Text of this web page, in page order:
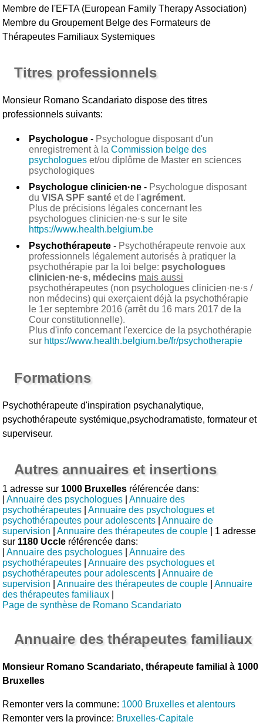
Membre de l'EFTA (European Family Therapy Association)
Membre du Groupement Belge des Formateurs de
Thérapeutes Familiaux Systemiques
Titres professionnels
Monsieur Romano Scandariato dispose des titres
professionnels suivants:
Psychologue - Psychologue disposant d'un
enregistrement à laCommission belge des
psychologues et/ou diplôme de Master en sciences
psychologiques
Psychologue clinicien·ne - Psychologue disposant
duVISA SPF santé et de l'agrément.
Plus de précisions légales concernant les
psychologues clinicien·ne·s sur le site
https://www.health.belgium.be
Psychothérapeute - Psychothérapeute renvoie aux
professionnels légalement autorisés à pratiquer la
psychothérapie par la loi belge: psychologues
clinicien·ne·s, médecins mais aussi
psychothérapeutes (non psychologues clinicien·ne·s /
non médecins) qui exerçaient déjà la psychothérapie
le 1er septembre 2016 (arrêt du 16 mars 2017 de la
Cour constitutionnelle).
Plus d'info concernant l'exercice de la psychothérapie
sur https://www.health.belgium.be/fr/psychotherapie
Formations
Psychothérapeute d'inspiration psychanalytique,
psychothérapeute systémique,psychodramatiste, formateur et
superviseur.
Autres annuaires et insertions
1 adresse sur 1000 Bruxelles référencée dans:
|Annuaire des psychologues |Annuaire des
psychothérapeutes |Annuaire des psychologues et
psychothérapeutes pour adolescents |Annuaire de
supervision |Annuaire des thérapeutes de couple | 1 adresse
sur 1180 Uccle référencée dans:
|Annuaire des psychologues |Annuaire des
psychothérapeutes |Annuaire des psychologues et
psychothérapeutes pour adolescents |Annuaire de
supervision |Annuaire des thérapeutes de couple |Annuaire
des thérapeutes familiaux
Page de synthèse de Romano Scandariato
Annuaire des thérapeutes familiaux
Monsieur Romano Scandariato, thérapeute familial à 1000
Bruxelles
Remonter vers la commune: 1000 Bruxelles et alentours
Remonter vers la province: Bruxelles-Capitale